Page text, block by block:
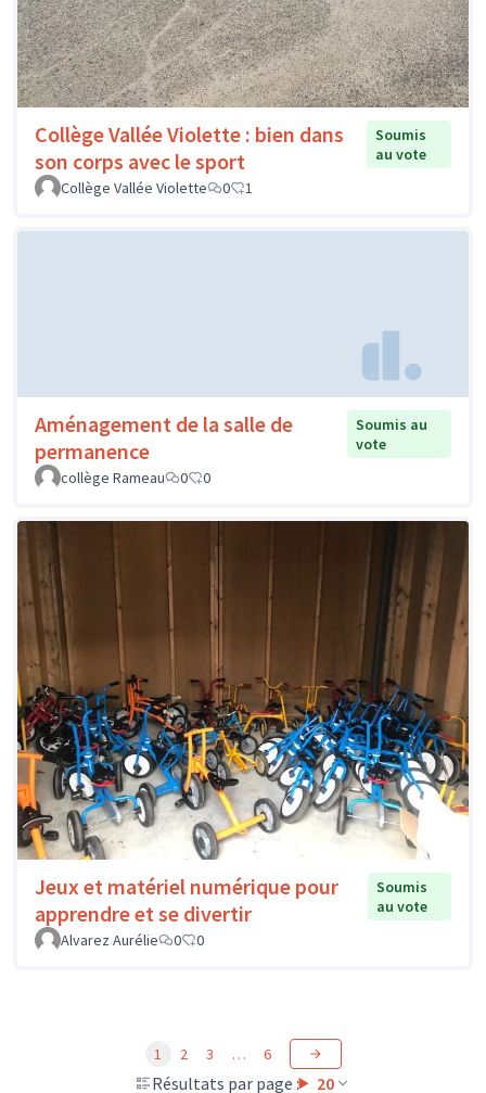
Collège Vallée Violette : bien dans
son corps avec le sport
Soumis
au vote
Collège Vallée Violette
0 1
Aménagement de la salle de
permanence
Soumis au
vote
collège Rameau
0 0
Jeux et matériel numérique pour
apprendre et se divertir
Soumis
au vote
Alvarez Aurélie
0 0
Résultats par page : 20
1 2 3 … 6